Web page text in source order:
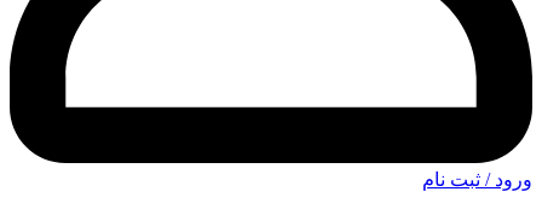
ورود / ثبت نام